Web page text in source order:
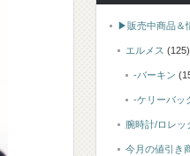
▶販売中商品＆
エルメス (125)
-バーキン
-ケリーバッ
腕時計/ロレッ
今月の値引き